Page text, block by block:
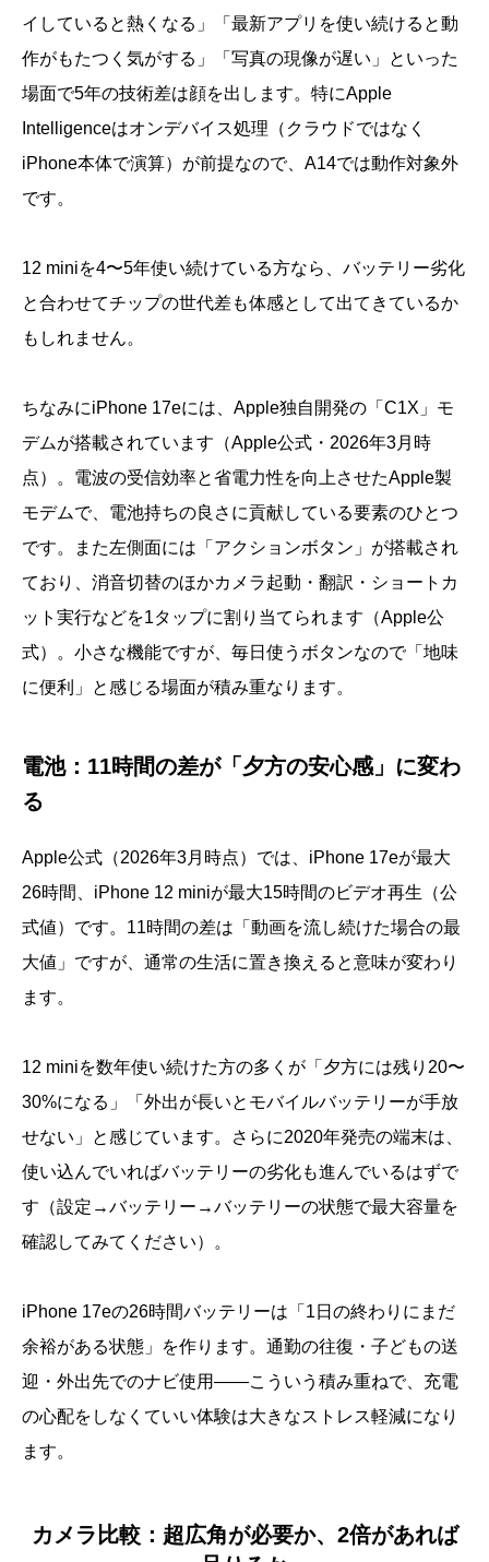
イしていると熱くなる」「最新アプリを使い続けると動
作がもたつく気がする」「写真の現像が遅い」といった
場面で5年の技術差は顔を出します。特にApple
Intelligenceはオンデバイス処理（クラウドではなく
iPhone本体で演算）が前提なので、A14では動作対象外
です。
12 miniを4〜5年使い続けている方なら、バッテリー劣化
と合わせてチップの世代差も体感として出てきているか
もしれません。
ちなみにiPhone 17eには、Apple独自開発の「C1X」モ
デムが搭載されています（Apple公式・2026年3月時
点）。電波の受信効率と省電力性を向上させたApple製
モデムで、電池持ちの良さに貢献している要素のひとつ
です。また左側面には「アクションボタン」が搭載され
ており、消音切替のほかカメラ起動・翻訳・ショートカ
ット実行などを1タップに割り当てられます（Apple公
式）。小さな機能ですが、毎日使うボタンなので「地味
に便利」と感じる場面が積み重なります。
電池：11時間の差が「夕方の安心感」に変わ
る
Apple公式（2026年3月時点）では、iPhone 17eが最大
26時間、iPhone 12 miniが最大15時間のビデオ再生（公
式値）です。11時間の差は「動画を流し続けた場合の最
大値」ですが、通常の生活に置き換えると意味が変わり
ます。
12 miniを数年使い続けた方の多くが「夕方には残り20〜
30%になる」「外出が長いとモバイルバッテリーが手放
せない」と感じています。さらに2020年発売の端末は、
使い込んでいればバッテリーの劣化も進んでいるはずで
す（設定→バッテリー→バッテリーの状態で最大容量を
確認してみてください）。
iPhone 17eの26時間バッテリーは「1日の終わりにまだ
余裕がある状態」を作ります。通勤の往復・子どもの送
迎・外出先でのナビ使用——こういう積み重ねで、充電
の心配をしなくていい体験は大きなストレス軽減になり
ます。
カメラ比較：超広角が必要か、2倍があれば